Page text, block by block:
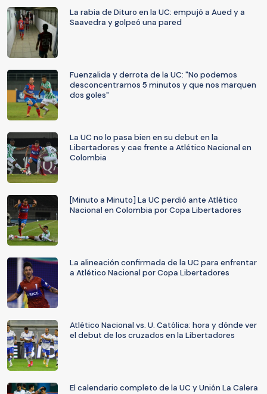
La rabia de Dituro en la UC: empujó a Aued y a
Saavedra y golpeó una pared
Fuenzalida y derrota de la UC: "No podemos
desconcentrarnos 5 minutos y que nos marquen
dos goles"
La UC no lo pasa bien en su debut en la
Libertadores y cae frente a Atlético Nacional en
Colombia
[Minuto a Minuto] La UC perdió ante Atlético
Nacional en Colombia por Copa Libertadores
La alineación confirmada de la UC para enfrentar
a Atlético Nacional por Copa Libertadores
Atlético Nacional vs. U. Católica: hora y dónde ver
el debut de los cruzados en la Libertadores
El calendario completo de la UC y Unión La Calera